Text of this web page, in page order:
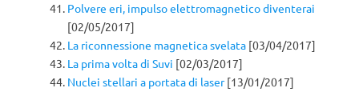
Polvere eri, impulso elettromagnetico diventerai
[02/05/2017]
La riconnessione magnetica svelata [03/04/2017]
La prima volta di Suvi [02/03/2017]
Nuclei stellari a portata di laser[13/01/2017]